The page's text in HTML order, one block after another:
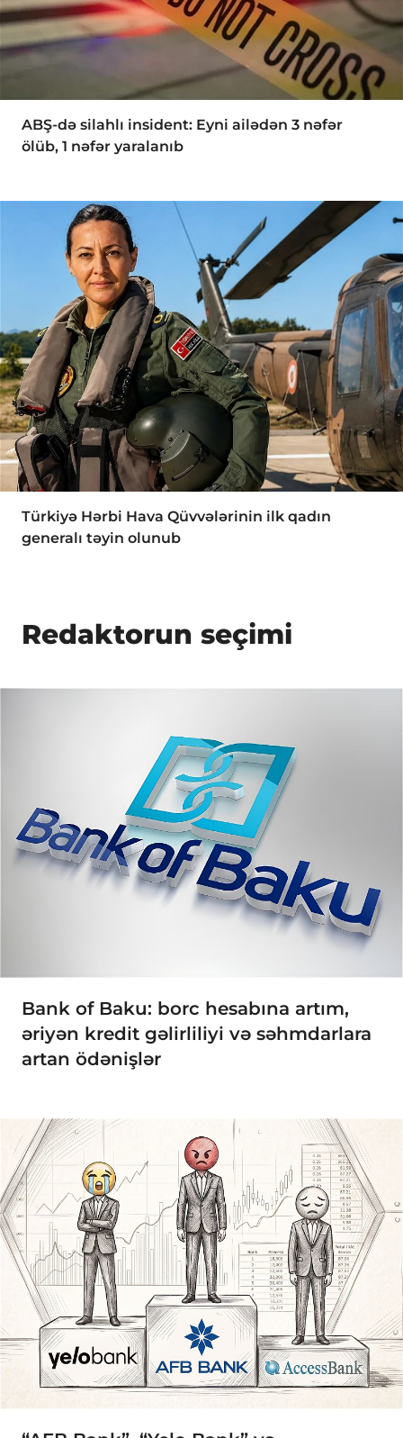
ABŞ-də silahlı insident: Eyni ailədən 3 nəfər
ölüb, 1 nəfər yaralanıb
Türkiyə Hərbi Hava Qüvvələrinin ilk qadın
generalı təyin olunub
Redaktorun seçimi
Bank of Baku: borc hesabına artım,
əriyən kredit gəlirliliyi və səhmdarlara
artan ödənişlər